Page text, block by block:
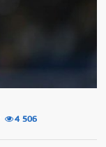
4 506